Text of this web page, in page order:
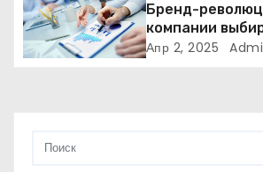
и
с
Бренд-
компании
адаптивные
Апр 2, 2025